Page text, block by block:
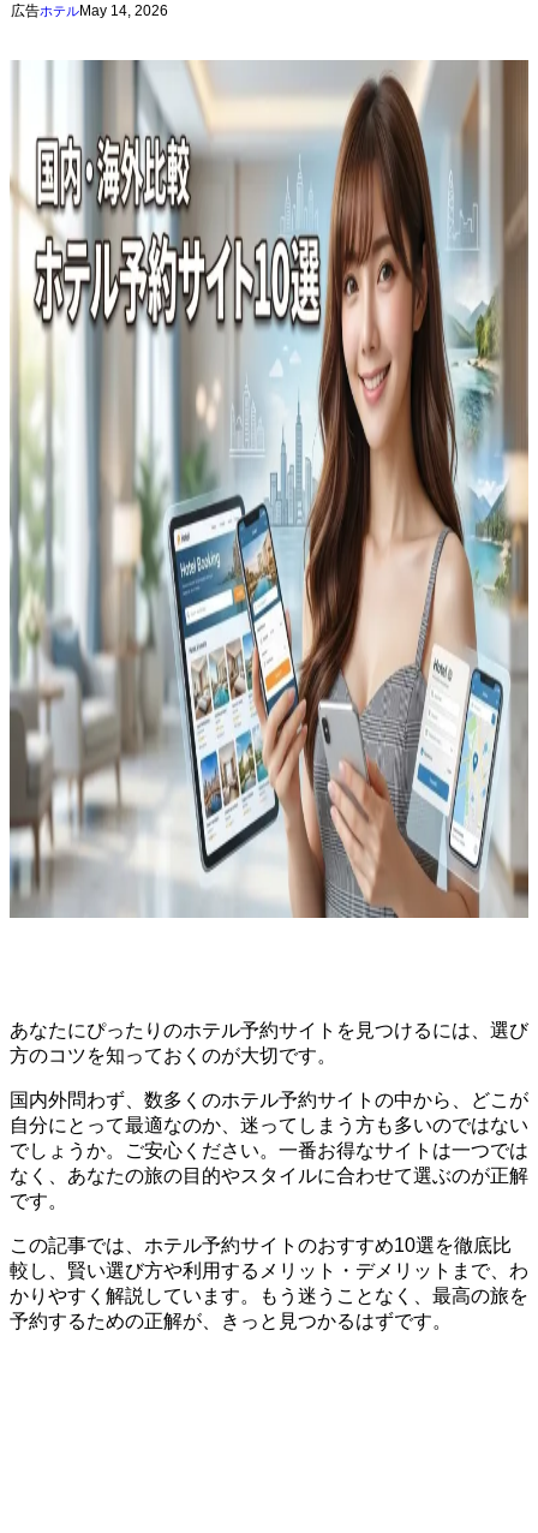
広告ホテルMay 14, 2026
あなたにぴったりのホテル予約サイトを見つけるには、選び
方のコツを知っておくのが大切です。
国内外問わず、数多くのホテル予約サイトの中から、どこが
自分にとって最適なのか、迷ってしまう方も多いのではない
でしょうか。ご安心ください。一番お得なサイトは一つでは
なく、あなたの旅の目的やスタイルに合わせて選ぶのが正解
です。
この記事では、ホテル予約サイトのおすすめ10選を徹底比
較し、賢い選び方や利用するメリット・デメリットまで、わ
かりやすく解説しています。もう迷うことなく、最高の旅を
予約するための正解が、きっと見つかるはずです。